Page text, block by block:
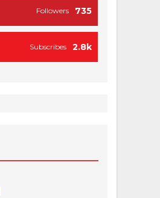
735
Followers
2.8k
Subscribes